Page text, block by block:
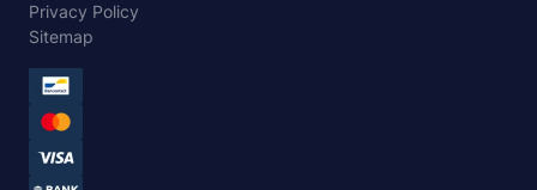
Privacy Policy
Sitemap